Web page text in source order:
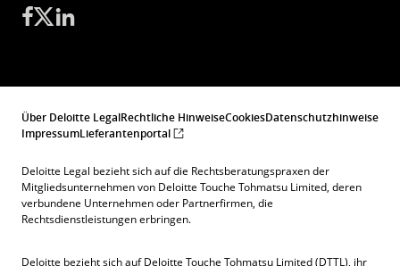
Über Deloitte LegalRechtliche HinweiseCookiesDatenschutzhinweise
ImpressumLieferantenportal
Deloitte Legal bezieht sich auf die Rechtsberatungspraxen der
Mitgliedsunternehmen von Deloitte Touche Tohmatsu Limited, deren
verbundene Unternehmen oder Partnerfirmen, die
Rechtsdienstleistungen erbringen.
Deloitte bezieht sich auf Deloitte Touche Tohmatsu Limited (DTTL), ihr